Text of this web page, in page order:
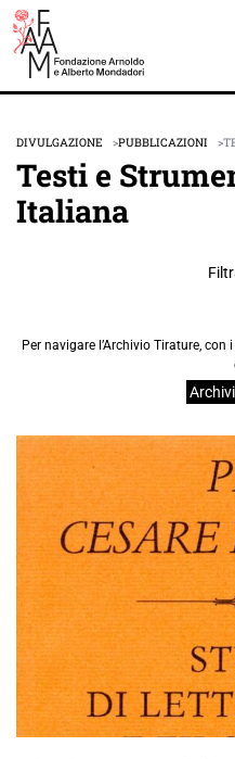
DIVULGAZIONE PUBBLICAZIONI
Testi e
Italiana
Per navigare l’Archivio Tirature,